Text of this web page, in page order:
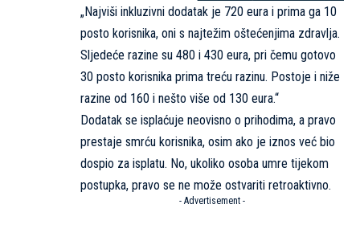
„Najviši inkluzivni dodatak je 720 eura i prima ga 10
posto korisnika, oni s najtežim oštećenjima zdravlja.
Sljedeće razine su 480 i 430 eura, pri čemu gotovo
30 posto korisnika prima treću razinu. Postoje i niže
razine od 160 i nešto više od 130 eura.“
Dodatak se isplaćuje neovisno o prihodima, a pravo
prestaje smrću korisnika, osim ako je iznos već bio
dospio za isplatu. No, ukoliko osoba umre tijekom
postupka, pravo se ne može ostvariti retroaktivno.
- Advertisement -